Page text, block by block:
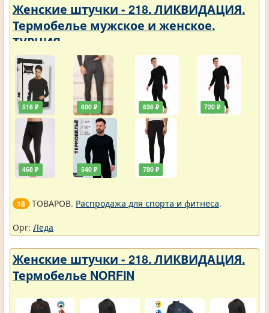
Женские штучки - 218. ЛИКВИДАЦИЯ.
Термобелье мужское и женское.
ТУРЦИЯ
516 ₽
468 ₽
600 ₽
540 ₽
636 ₽
780 ₽
720 ₽
18 ТОВАРОВ. Распродажа для спорта и фитнеса.
Орг: Леда
Женские штучки - 218. ЛИКВИДАЦИЯ.
Термобелье NORFIN